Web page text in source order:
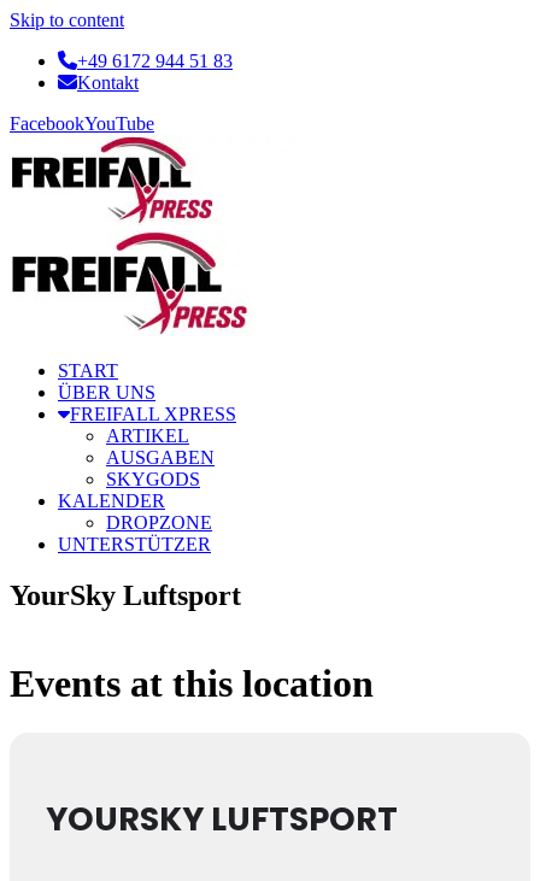
Skip to content
+49 6172 944 51 83
Kontakt
FacebookYouTube
START
ÜBER UNS
FREIFALL XPRESS
ARTIKEL
AUSGABEN
SKYGODS
KALENDER
DROPZONE
UNTERSTÜTZER
YourSky Luftsport
Events at this location
YOURSKY LUFTSPORT